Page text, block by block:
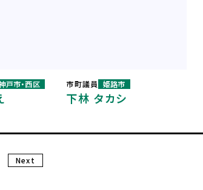
戸市・西区 市町議員 姫路市
下林 タカシ
Next